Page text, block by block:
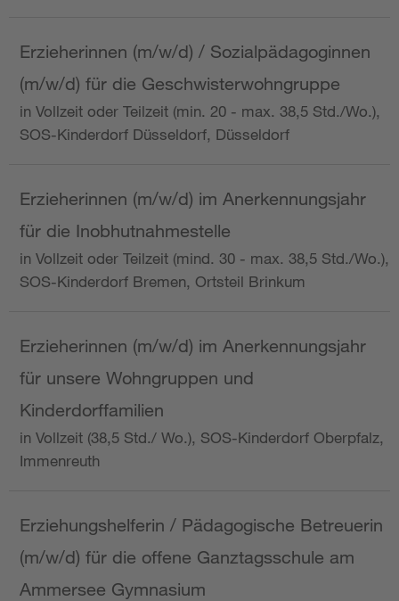
Erzieherinnen (m/w/d) / Sozialpädagoginnen
(m/w/d) für die Geschwisterwohngruppe
in Vollzeit oder Teilzeit (min. 20 - max. 38,5 Std./Wo.),
SOS-Kinderdorf Düsseldorf, Düsseldorf
Erzieherinnen (m/w/d) im Anerkennungsjahr
für die Inobhutnahmestelle
in Vollzeit oder Teilzeit (mind. 30 - max. 38,5 Std./Wo.),
SOS-Kinderdorf Bremen, Ortsteil Brinkum
Erzieherinnen (m/w/d) im Anerkennungsjahr
für unsere Wohngruppen und
Kinderdorffamilien
in Vollzeit (38,5 Std./ Wo.), SOS-Kinderdorf Oberpfalz,
Immenreuth
Erziehungshelferin / Pädagogische Betreuerin
(m/w/d) für die offene Ganztagsschule am
Ammersee Gymnasium